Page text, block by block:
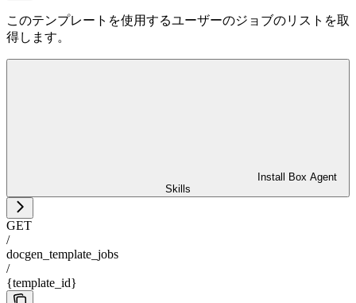
このテンプレートを使用するユーザーのジョブのリストを取
得します。
Install Box Agent
Skills
GET
/
docgen_template_jobs
/
{template_id}